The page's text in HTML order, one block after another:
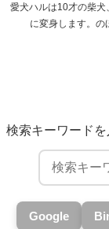
愛犬ハルは10才の柴
に変身します。の
検索キーワード
Google